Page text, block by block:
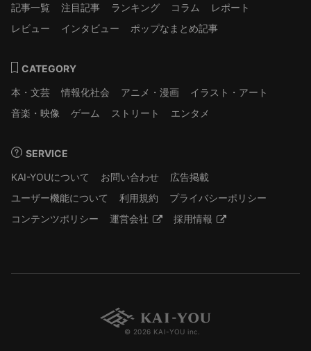
記事一覧
注目記事 ランキング コラム
レポート
レビュー
インタビュー ポップなまとめ記事
CATEGORY
本・文芸
情報化社会 アニメ・漫画
イラスト・アート
音楽・映像
ゲーム ストリート エンタメ
SERVICE
KAI-YOUについて
お問い合わせ
広告掲載
ユーザー機能について
利用規約
プライバシーポリシー
コンテンツポリシー
運営会社 採用情報
© 2026 KAI-YOU inc.